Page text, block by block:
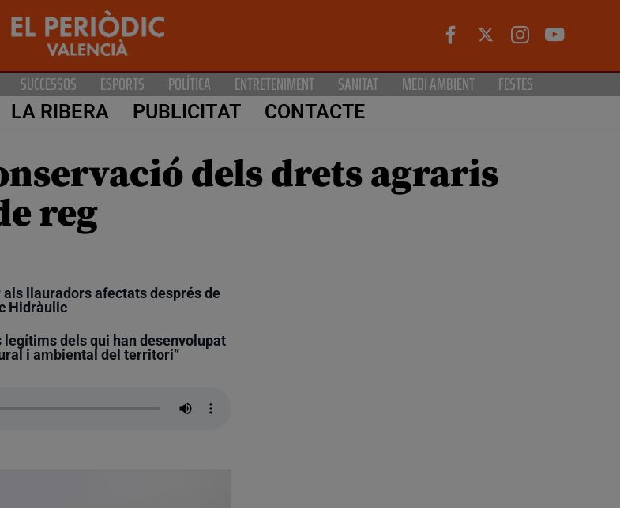
SUCCESSOS ESPORTS POLÍTICA ENTRETENIMENT SANITAT MEDI AMBIENT FESTES
LA RIBERA PUBLICITAT CONTACTE
dels drets agraris
reg
als llauradors afectats després de
Hidràulic
legítims dels qui han desenvolupat
i ambiental del territori”